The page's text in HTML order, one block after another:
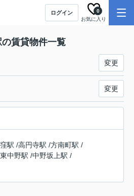
ログイン
お気に入り
0
賃貸物件一覧
変更
変更
駅 /高円寺駅 /方南町駅 /
東中野駅 /中野坂上駅 /